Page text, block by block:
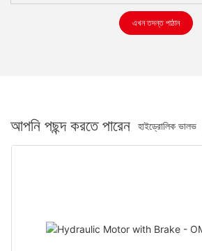
এখন তদন্ত পাঠান
আপনি পছন্দ করতে পারেন হাইড্রোলিক ভালভ